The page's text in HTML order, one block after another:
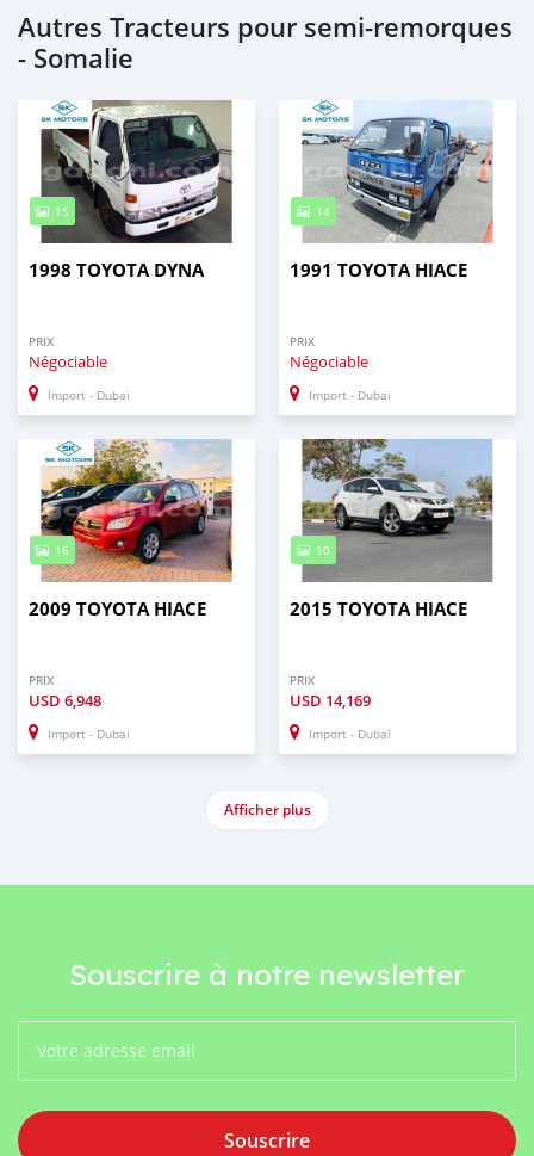
Autres Tracteurs pour semi‒remorques
- Somalie
15
1998 TOYOTA DYNA
PRIX
Négociable
Import - Dubai
14
1991 TOYOTA HIACE
PRIX
Négociable
Import - Dubai
16
2009 TOYOTA HIACE
PRIX
USD 6,948
Import - Dubai
10
2015 TOYOTA HIACE
PRIX
USD 14,169
Import - Dubai
Afficher plus
Souscrire à notre newsletter
Souscrire